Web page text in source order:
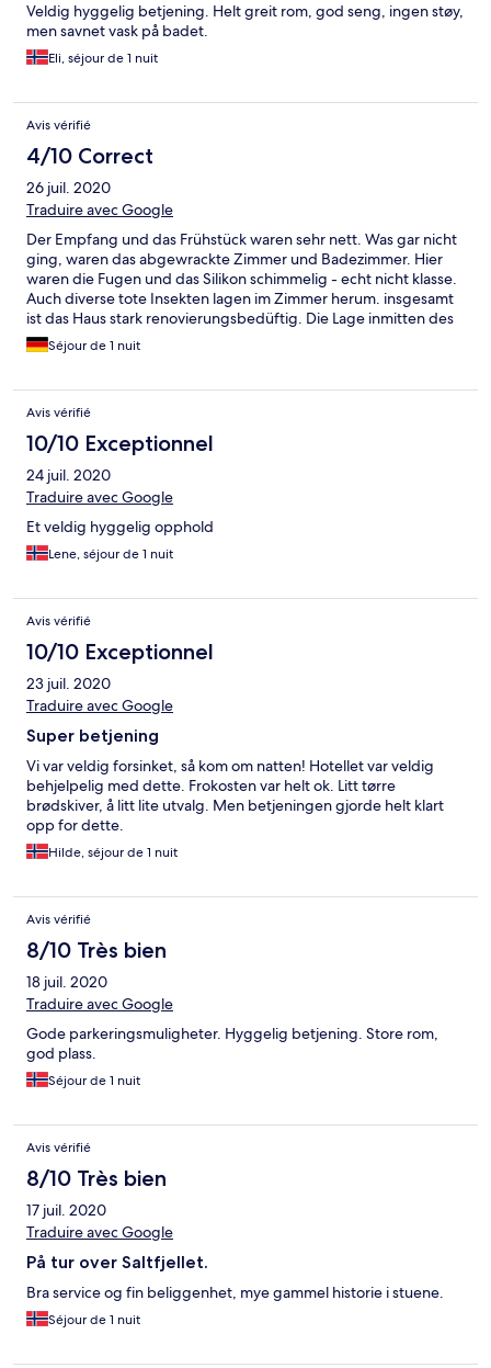
Veldig hyggelig betjening. Helt greit rom, god seng, ingen støy,
men savnet vask på badet.
Eli, séjour de 1 nuit
Avis vérifié
4/10 Correct
26 juil. 2020
Traduire avec Google
Der Empfang und das Frühstück waren sehr nett. Was gar nicht
ging, waren das abgewrackte Zimmer und Badezimmer. Hier
waren die Fugen und das Silikon schimmelig - echt nicht klasse.
Auch diverse tote Insekten lagen im Zimmer herum. insgesamt
ist das Haus stark renovierungsbedüftig. Die Lage inmitten des
Waldes hingegen war ebenfalls schön. Das Preis-Leistungs-
Verhältnis stimmt nicht, für das Angebot war es überteuert.
Séjour de 1 nuit
Avis vérifié
10/10 Exceptionnel
24 juil. 2020
Traduire avec Google
Et veldig hyggelig opphold
Lene, séjour de 1 nuit
Avis vérifié
10/10 Exceptionnel
23 juil. 2020
Traduire avec Google
Super betjening
Vi var veldig forsinket, så kom om natten! Hotellet var veldig
behjelpelig med dette. Frokosten var helt ok. Litt tørre
brødskiver, å litt lite utvalg. Men betjeningen gjorde helt klart
opp for dette.
Hilde, séjour de 1 nuit
Avis vérifié
8/10 Très bien
18 juil. 2020
Traduire avec Google
Gode parkeringsmuligheter. Hyggelig betjening. Store rom,
god plass.
Séjour de 1 nuit
Avis vérifié
8/10 Très bien
17 juil. 2020
Traduire avec Google
På tur over Saltfjellet.
Bra service og fin beliggenhet, mye gammel historie i stuene.
Séjour de 1 nuit